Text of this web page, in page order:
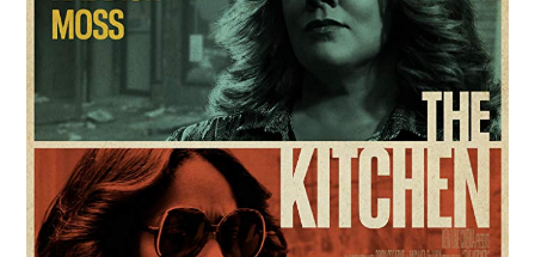
RESEÑAS
ESPAÑOL